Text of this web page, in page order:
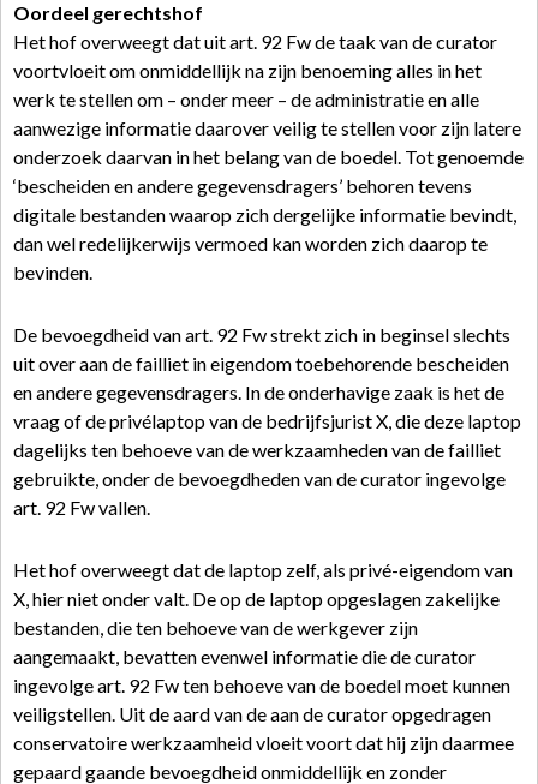
Oordeel gerechtshof
Het hof overweegt dat uit art. 92 Fw de taak van de curator
voortvloeit om onmiddellijk na zijn benoeming alles in het
werk te stellen om – onder meer – de administratie en alle
aanwezige informatie daarover veilig te stellen voor zijn latere
onderzoek daarvan in het belang van de boedel. Tot genoemde
‘bescheiden en andere gegevensdragers’ behoren tevens
digitale bestanden waarop zich dergelijke informatie bevindt,
dan wel redelijkerwijs vermoed kan worden zich daarop te
bevinden.
De bevoegdheid van art. 92 Fw strekt zich in beginsel slechts
uit over aan de failliet in eigendom toebehorende bescheiden
en andere gegevensdragers. In de onderhavige zaak is het de
vraag of de privélaptop van de bedrijfsjurist X, die deze laptop
dagelijks ten behoeve van de werkzaamheden van de failliet
gebruikte, onder de bevoegdheden van de curator ingevolge
art. 92 Fw vallen.
Het hof overweegt dat de laptop zelf, als privé-eigendom van
X, hier niet onder valt. De op de laptop opgeslagen zakelijke
bestanden, die ten behoeve van de werkgever zijn
aangemaakt, bevatten evenwel informatie die de curator
ingevolge art. 92 Fw ten behoeve van de boedel moet kunnen
veiligstellen. Uit de aard van de aan de curator opgedragen
conservatoire werkzaamheid vloeit voort dat hij zijn daarmee
gepaard gaande bevoegdheid onmiddellijk en zonder